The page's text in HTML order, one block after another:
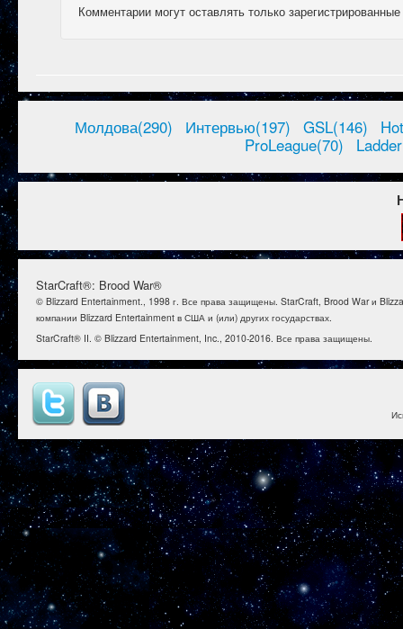
Комментарии могут оставлять только
Молдова(290) Интервью(197) GSL(146)
ProLeague(70)
StarCraft®: Brood War®
© Blizzard Entertainment., 1998 г. Все права защищены. StarCraft, Brood War и
компании Blizzard Entertainment в США и (или) других государствах.
StarCraft® II. © Blizzard Entertainment, Inc., 2010-2016. Все права защищены.